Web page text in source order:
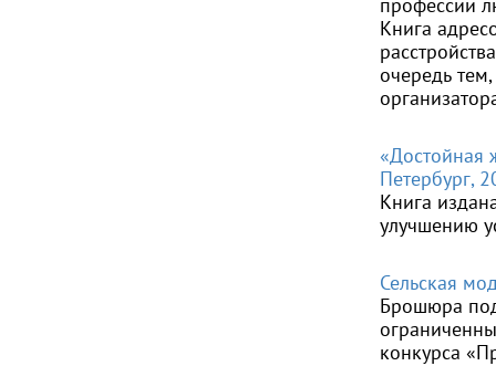
Книга
очередь
«Достойная
Петербург,
Книга
улучшению
Сельская
Брошюра
конкурса